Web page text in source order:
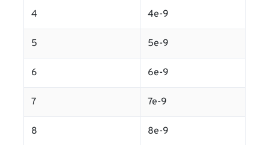
4 4e-9
5 5e-9
6 6e-9
7 7e-9
8 8e-9